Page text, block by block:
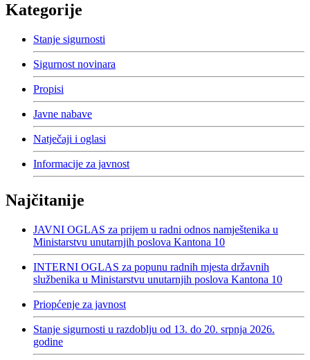
Kategorije
Stanje sigurnosti
Sigurnost novinara
Propisi
Javne nabave
Natječaji i oglasi
Informacije za javnost
Najčitanije
JAVNI OGLAS za prijem u radni odnos namještenika u
Ministarstvu unutarnjih poslova Kantona 10
INTERNI OGLAS za popunu radnih mjesta državnih
službenika u Ministarstvu unutarnjih poslova Kantona 10
Priopćenje za javnost
Stanje sigurnosti u razdoblju od 13. do 20. srpnja 2026.
godine